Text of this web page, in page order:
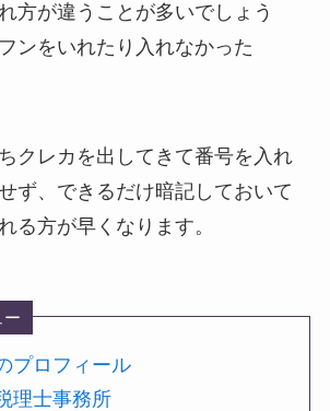
方が違うことが多いでしょう
ンをいれたり入れなかった
クレカを出してきて番号を入れ
ず、できるだけ暗記しておいて
る方が早くなります。
ー
プロフィール
理士事務所